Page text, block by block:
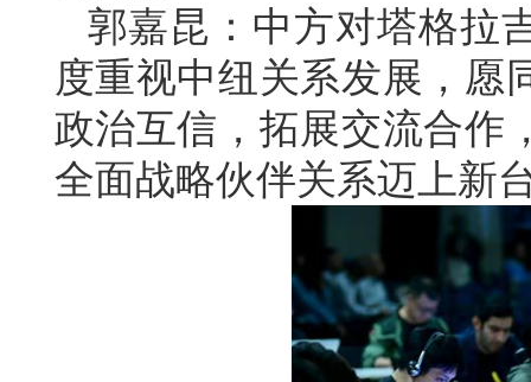
郭嘉昆：中方对塔格拉
度重视中纽关系发展，愿
政治互信，拓展交流合作
全面战略伙伴关系迈上新